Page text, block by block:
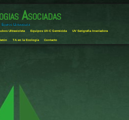
Asociadas
Equipos Ultravioleta
Ultravioleta Equipos UV-C Germicida UV Serigrafia Insoladora
TA en la Ecología Contacto